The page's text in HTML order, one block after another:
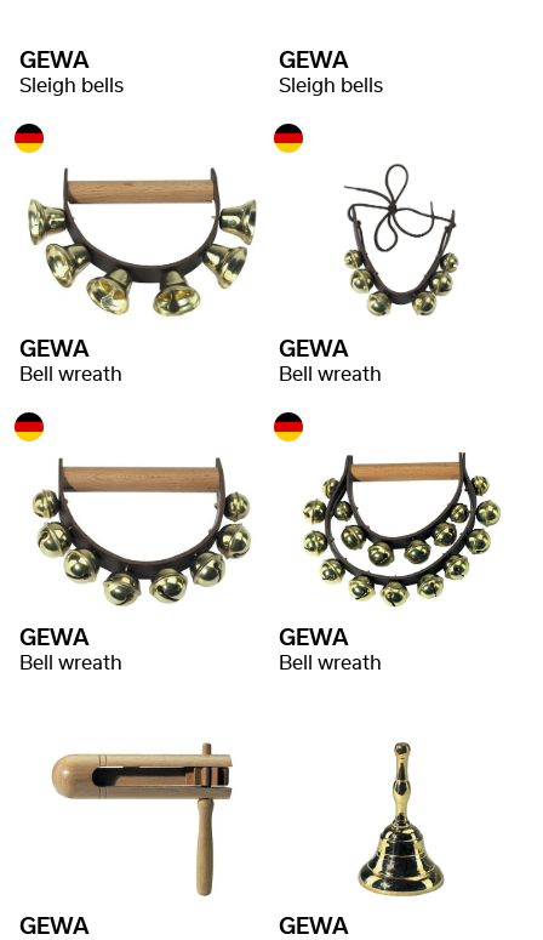
GEWA
Sleigh bells
GEWA
Sleigh bells
GEWA
Bell wreath
GEWA
Bell wreath
GEWA
Bell wreath
GEWA
Bell wreath
GEWA GEWA